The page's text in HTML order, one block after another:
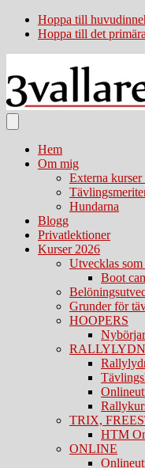
Hoppa till
Hoppa till det
Hem
Om mig
Externa
Hundarna
Blogg
Privatlektioner
Kurser 2026
Utvecklas
Boot
Grunder för
HOOPERS
TRIX,
HTM
ONLINE